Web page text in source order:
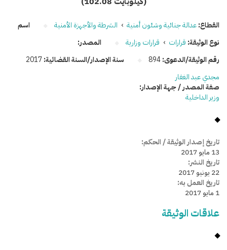
القطاع:عدالة جنائية وشئون أمنية › الشرطة والأجهزة الأمنية
نوع الوثيقة: قرارات › قرارات وزارية
رقم الوثيقة/الدعوى:894 سنة الإصدار/السنة القضائية:2017
اسم
المصدر:
مجدي عبد الغفار
صفة المصدر / جهة الإصدار:
وزير الداخلية
تاريخ إصدار الوثيقة / الحكم:
13 مايو 2017
تاريخ النشر:
22 يونيو 2017
تاريخ العمل به:
1 مايو 2017
علاقات الوثيقة